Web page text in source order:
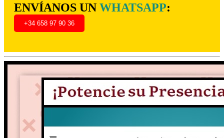
ENVÍANOS UN WHATSAPP:
+34 658 97 90 36